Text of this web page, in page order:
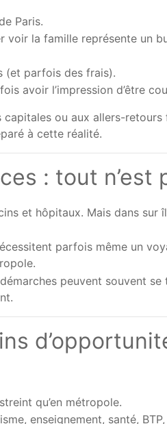
Paris.
voir la famille représente un
(et parfois des frais).
avoir l’impression d’être
ou aux allers-retours
à cette réalité.
: tout n’est
et hôpitaux. Mais dans sur
parfois même un
peuvent souvent
qu’en métropole.
enseignement, santé,